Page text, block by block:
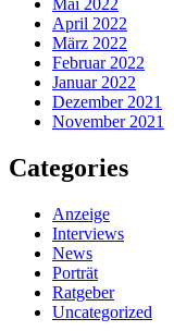
April 2022
März 2022
Februar 2022
Januar 2022
Dezember 2021
November 2021
Categories
Anzeige
Interviews
News
Porträt
Ratgeber
Uncategorized